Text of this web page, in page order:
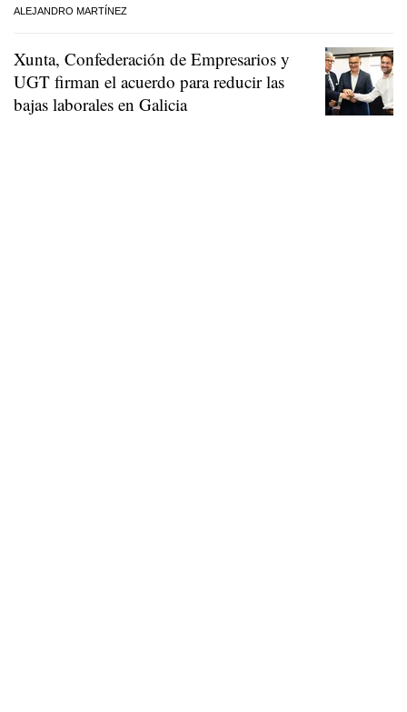
ALEJANDRO MARTÍNEZ
Xunta, Confederación de Empresarios y
UGT firman el acuerdo para reducir las
bajas laborales en Galicia